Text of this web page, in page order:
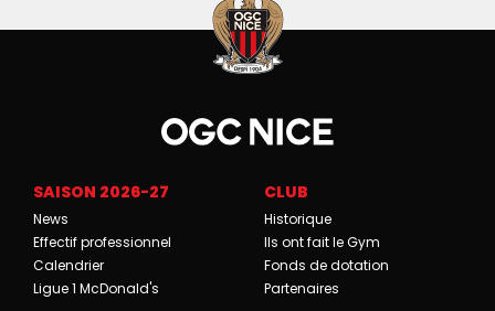
SAISON 2026-27
News
Effectif professionnel
Calendrier
Ligue 1 McDonald's
CLUB
Historique
Ils ont fait le Gym
Fonds de dotation
Partenaires